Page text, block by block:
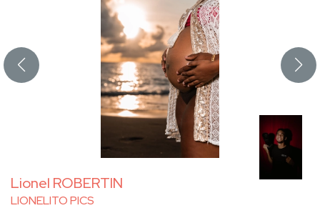
Lionel ROBERTIN
LIONELITO PICS